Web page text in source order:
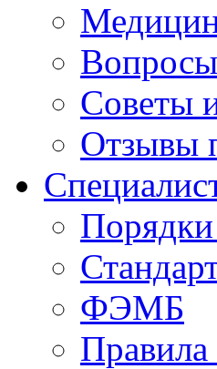
Советы
Отзывы
ФЭМБ
Правила